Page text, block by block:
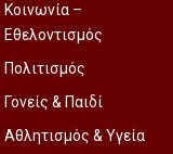
Κοινωνία –
Εθελοντισμός
Πολιτισμός
Γονείς & Παιδί
Αθλητισμός & Υγεία